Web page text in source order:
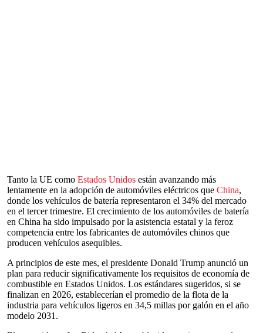
Tanto la UE como Estados Unidos están avanzando más
lentamente en la adopción de automóviles eléctricos que China,
donde los vehículos de batería representaron el 34% del mercado
en el tercer trimestre. El crecimiento de los automóviles de batería
en China ha sido impulsado por la asistencia estatal y la feroz
competencia entre los fabricantes de automóviles chinos que
producen vehículos asequibles.
A principios de este mes, el presidente Donald Trump anunció un
plan para reducir significativamente los requisitos de economía de
combustible en Estados Unidos. Los estándares sugeridos, si se
finalizan en 2026, establecerían el promedio de la flota de la
industria para vehículos ligeros en 34,5 millas por galón en el año
modelo 2031.